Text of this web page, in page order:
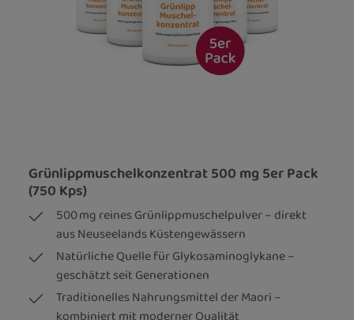
Grünlippmuschelkonzentrat 500 mg 5er Pack
(750 Kps)
500 mg reines Grünlippmuschelpulver – direkt
aus Neuseelands Küstengewässern
Natürliche Quelle für Glykosaminoglykane –
geschätzt seit Generationen
Traditionelles Nahrungsmittel der Maori –